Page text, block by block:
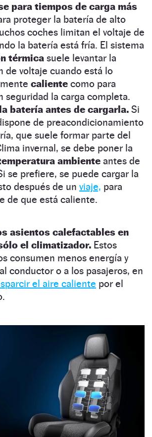
para tiempos de carga más
proteger la batería de alto
coches limitan el voltaje de
la batería está fría. El sistema
térmica suele levantar la
de voltaje cuando está lo
caliente como para
seguridad la carga completa.
batería antes de cargarla. Si
de preacondicionamiento
que suele formar parte del
invernal, se debe poner la
ambiente antes de
se prefiere, se puede cargar la
después de un viaje, para
de que está caliente.
asientos calefactables en
el climatizador. Estos
consumen menos energía y
conductor o a los pasajeros, en
el aire caliente por el